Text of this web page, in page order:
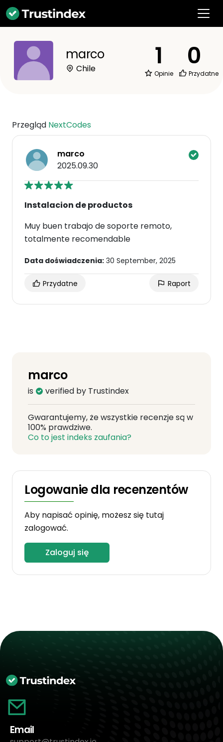
marco
Chile 1
Opinie
0
Przydatne
Przegląd NextCodes
marco
2025.09.30
Instalacion de productos
Muy buen trabajo de soporte remoto,
totalmente recomendable
Data doświadczenia: 30 September, 2025
Przydatne Raport
marco
is verified by Trustindex
Gwarantujemy, że wszystkie recenzje są w
100% prawdziwe.
Co to jest indeks zaufania?
Logowanie dla recenzentów
Aby napisać opinię, możesz się tutaj
zalogować.
Zaloguj się
Email